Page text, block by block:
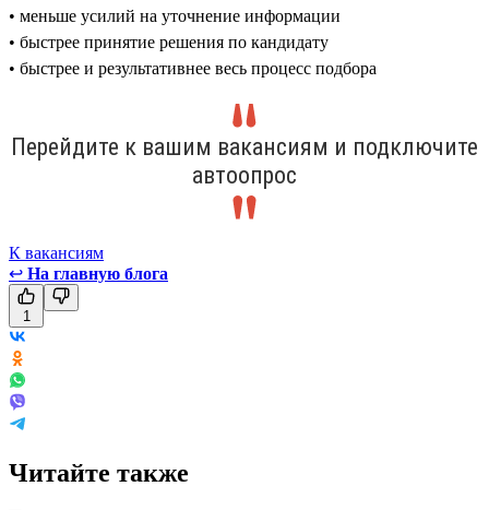
• меньше усилий на уточнение информации
• быстрее принятие решения по кандидату
• быстрее и результативнее весь процесс подбора
Перейдите к вашим вакансиям и подключите
автоопрос
К вакансиям
↩ На главную блога
1
Читайте также